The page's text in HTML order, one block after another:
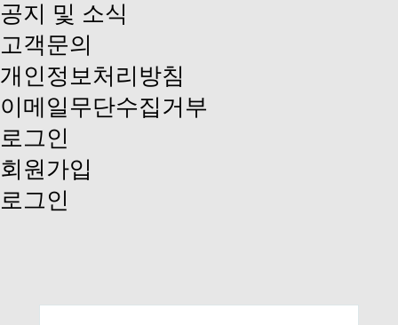
공지 및 소식
고객문의
개인정보처리방침
이메일무단수집거부
로그인
회원가입
로그인